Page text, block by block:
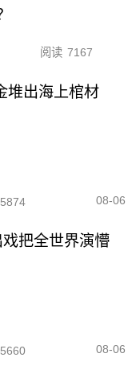
阅读 7167
堆出海上棺材
5874 08-06
戏把全世界演懵
5660 08-06